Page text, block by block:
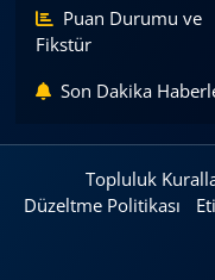
Puan Durumu ve
Fikstür
Son Dakika
Topluluk
Düzeltme Politikası